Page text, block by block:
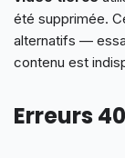
été supprimée.
alternatifs —
contenu est
Erreurs